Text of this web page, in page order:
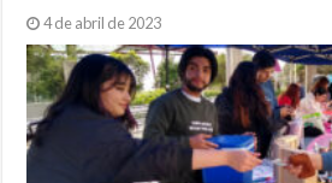
4 de abril de 2023